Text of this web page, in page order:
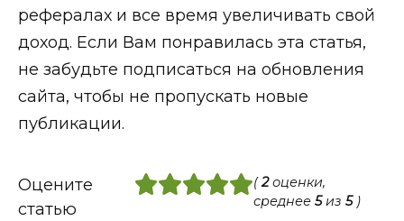
рефералах и все время увеличивать свой
доход. Если Вам понравилась эта статья,
не забудьте подписаться на обновления
сайта, чтобы не пропускать новые
публикации.
Оцените
статью
(2оценки,
среднее 5из 5)